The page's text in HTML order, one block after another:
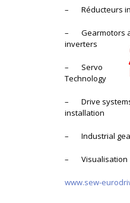
– Réducteurs
– Gearmotors
inverters
– Servo
Technology
– Drive
installation
– Industrial
– Visualisation
www.sew-